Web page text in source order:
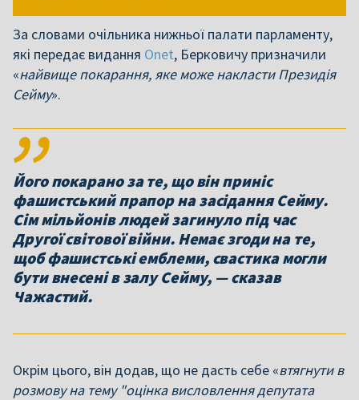
За словами очільника нижньої палати парламенту,
які передає видання Onet, Берковичу призначили
«найвище покарання, яке може накласти Президія
Сейму».
Його покарано за те, що він приніс
фашистський прапор на засідання Сейму.
Сім мільйонів людей загинуло під час
Другої світової війни. Немає згоди на те,
щоб фашистські емблеми, свастика могли
бути внесені в залу Сейму, — сказав
Чажастий.
Окрім цього, він додав, що не дасть себе «втягнути в
розмову на тему "оцінка висловлення депутата